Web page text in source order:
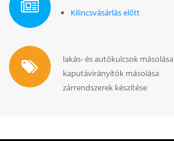
Kilincsvásárlás előtt
lakás- és autókulcsok másolása
kaputávirányítók másolása
zárrendszerek készítése